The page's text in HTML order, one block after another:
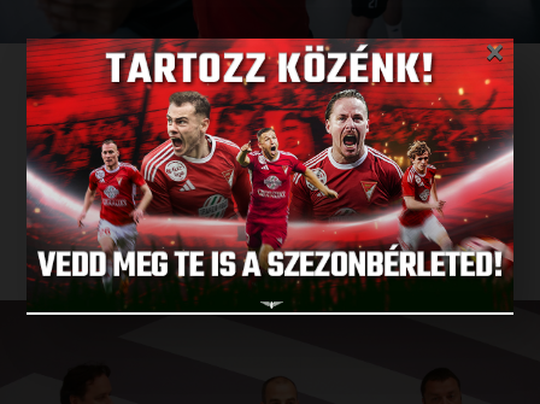
EDZÉSBE ÁLLT A LOKI
2021.06.23.
BŐVEBBEN
×